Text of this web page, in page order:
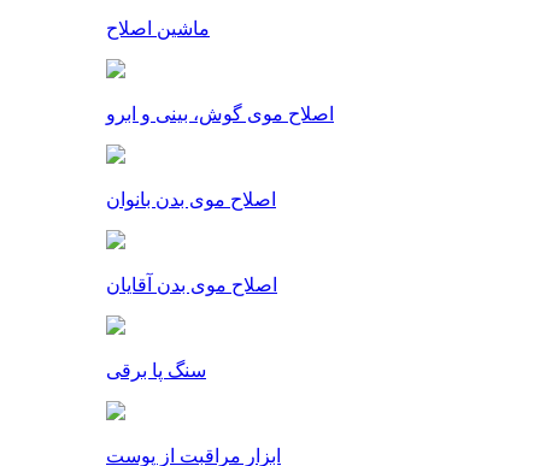
ماشین اصلاح
اصلاح موی گوش، بینی و ابرو
اصلاح موی بدن بانوان
اصلاح موی بدن آقایان
سنگ پا برقی
ابزار مراقبت از پوست